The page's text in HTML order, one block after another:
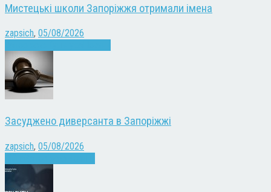
Мистецькі школи Запоріжжя отримали імена
zapsich, 05/08/2026
Засуджено диверсанта в Запоріжжі
zapsich, 05/08/2026